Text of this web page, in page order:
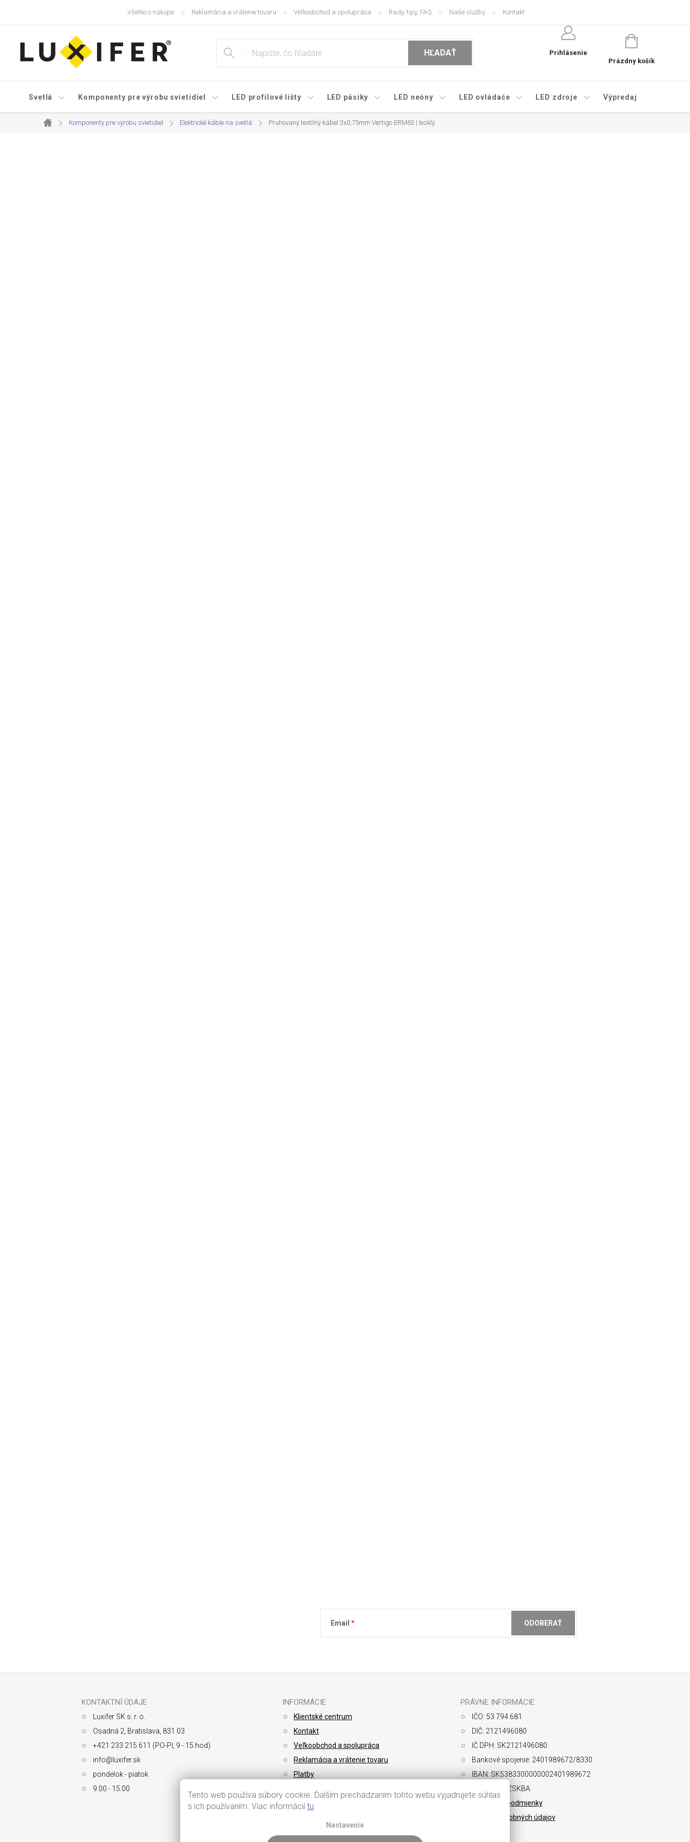
Tento web používa súbory cookie. Ďalším prechádzaním tohto webu vyjadrujete súhlas
s ich používaním. Viac informáciítu.
Nastavenie
Všetko o nákupe Reklamácia a vrátenie tovaru Veľkoobchod a spolupráca Rady, tipy, FAQ Naše služby Kontakt
HĽADAŤ Prihlásenie
NÁKUPNÝ
KOŠÍK
Prázdny košík
Svetlá Komponenty pre výrobu svietidiel LED profilové lišty LED pásiky LED neóny LED ovládače LED zdroje Výpredaj
Domov
Komponenty pre výrobu svietidiel Elektrické káble na svetlá Pruhovaný textilný kábel 3x0,75mm Vertigo ERM63 | lesklý
Email ODOBERAŤ
KONTAKTNÍ ÚDAJE
Luxifer SK s. r. o.
Osadná 2, Bratislava, 831 03
+421 233 215 611 (PO-PI, 9 - 15 hod)
info@luxifer.sk
pondelok - piatok
9.00 - 15.00
INFORMÁCIE
Klientské centrum
Kontakt
Veľkoobchod a spolupráca
Reklamácia a vrátenie tovaru
Platby
Doprava
PRÁVNE INFORMÁCIE
IČO: 53 794 681
DIČ: 2121496080
IČ DPH: SK2121496080
Bankové spojenie: 2401989672/8330
IBAN: SK5383300000002401989672
SWIFT: FIOZSKBA
Obchodné podmienky
Ochrana osobných údajov